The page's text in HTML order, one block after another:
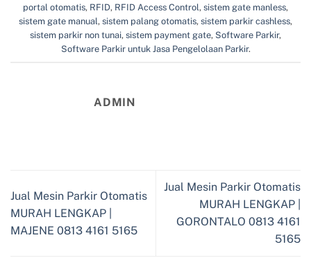
portal otomatis, RFID, RFID Access Control, sistem gate manless,
sistem gate manual, sistem palang otomatis, sistem parkir cashless,
sistem parkir non tunai, sistem payment gate, Software Parkir,
Software Parkir untuk Jasa Pengelolaan Parkir.
ADMIN
Jual Mesin Parkir Otomatis
MURAH LENGKAP |
MAJENE 0813 4161 5165
Jual Mesin Parkir Otomatis
MURAH LENGKAP |
GORONTALO 0813 4161
5165